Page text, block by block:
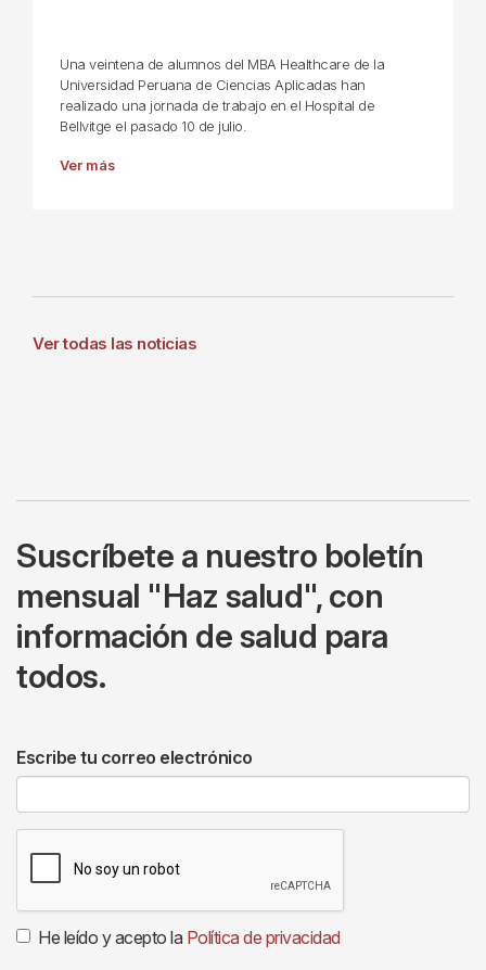
Una veintena de alumnos del MBA Healthcare de la
Universidad Peruana de Ciencias Aplicadas han
realizado una jornada de trabajo en el Hospital de
Bellvitge el pasado 10 de julio.
Ver más
Ver todas las noticias
Suscríbete a nuestro boletín
mensual "Haz salud", con
información de salud para
todos.
Escribe tu correo electrónico
He leído y acepto la Política de privacidad